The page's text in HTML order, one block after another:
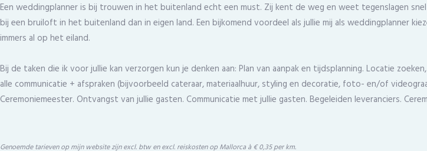
Een weddingplanner is bij trouwen in het buitenland echt een must. Zij kent de weg en weet tegenslagen
bij een bruiloft in het buitenland dan in eigen land. Een bijkomend voordeel als jullie mij als weddingplanner
immers al op het eiland.
Bij de taken die ik voor jullie kan verzorgen kun je denken aan: Plan van aanpak en tijdsplanning. Locatie
alle communicatie + afspraken (bijvoorbeeld cateraar, materiaalhuur, styling en decoratie, foto- en/of
Ceremoniemeester. Ontvangst van jullie gasten. Communicatie met jullie gasten. Begeleiden leveranciers.
Genoemde tarieven op mijn website zijn excl. btw en excl. reiskosten op Mallorca à € 0,35 per km.